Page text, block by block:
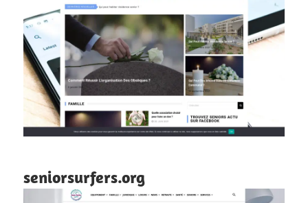
seniorsurfers.org